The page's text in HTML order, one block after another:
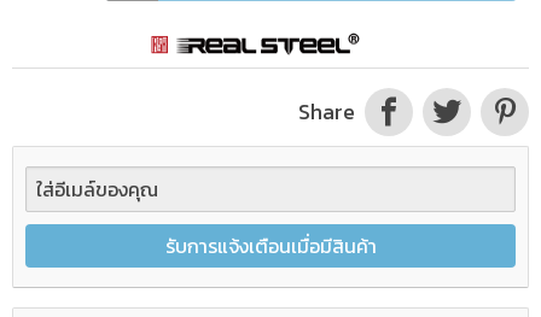
Share
รับการแจ้งเตือนเมื่อมีสินค้า